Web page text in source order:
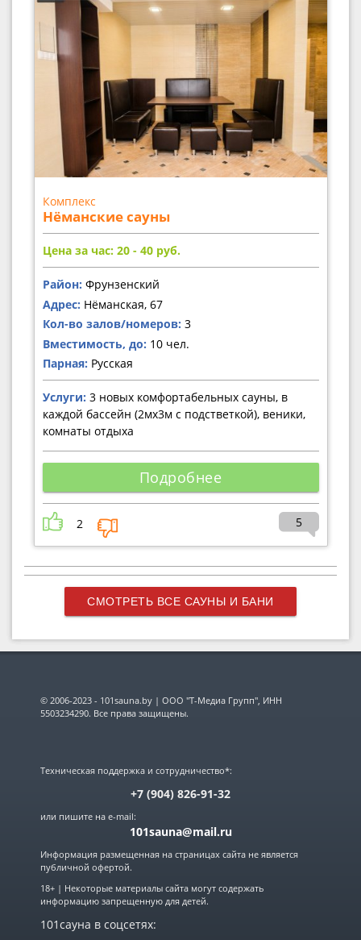
Комплекс
Нёманские сауны
Цена за час: 20 - 40 руб.
Район: Фрунзенский
Адрес: Нёманская, 67
Кол-во залов/номеров: 3
Вместимость, до: 10 чел.
Парная: Русская
Услуги: 3 новых комфортабельных сауны, в
каждой бассейн (2мх3м с подстветкой), веники,
комнаты отдыха
Подробнее
2 5
СМОТРЕТЬ ВСЕ САУНЫ И БАНИ
© 2006-2023 - 101sauna.by | ООО "Т-Медиа Групп", ИНН
5503234290. Все права защищены.
Техническая поддержка и сотрудничество*:
+7 (904) 826-91-32
или пишите на e-mail:
101sauna@mail.ru
Информация размещенная на страницах сайта не является
публичной офертой.
18+ | Некоторые материалы сайта могут содержать
информацию запрещенную для детей.
101сауна в соцсетях: